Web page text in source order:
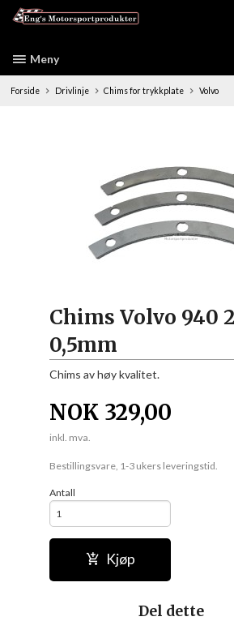
Meny
Forside Drivlinje Chims for trykkplate Volvo
Chims Volvo 940
0,5mm
Chims av høy kvalitet.
NOK 329,00
inkl. mva.
Bestillingsvare, 1-3 ukers leveringstid.
Antall
Kjøp
Del dette